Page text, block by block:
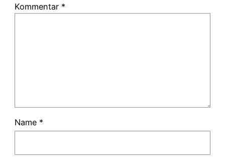
Kommentar *
Name *